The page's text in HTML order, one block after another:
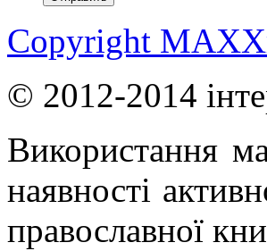
Copyright
© 2012-2014
Використання
наявності
православної